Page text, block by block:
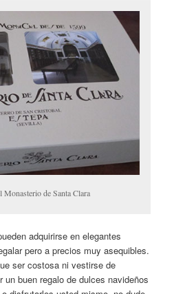
de Santa Clara
adquirirse en elegantes
pero a precios muy asequibles.
ser costosa ni vestirse de
buen regalo de dulces navideños